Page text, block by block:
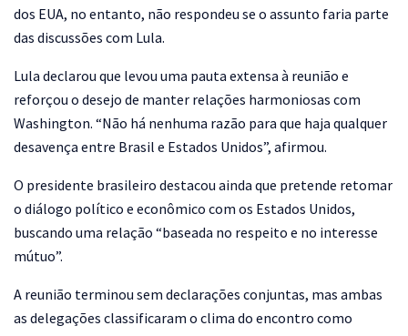
dos EUA, no entanto, não respondeu se o assunto faria parte
das discussões com Lula.
Lula declarou que levou uma pauta extensa à reunião e
reforçou o desejo de manter relações harmoniosas com
Washington. “Não há nenhuma razão para que haja qualquer
desavença entre Brasil e Estados Unidos”, afirmou.
O presidente brasileiro destacou ainda que pretende retomar
o diálogo político e econômico com os Estados Unidos,
buscando uma relação “baseada no respeito e no interesse
mútuo”.
A reunião terminou sem declarações conjuntas, mas ambas
as delegações classificaram o clima do encontro como